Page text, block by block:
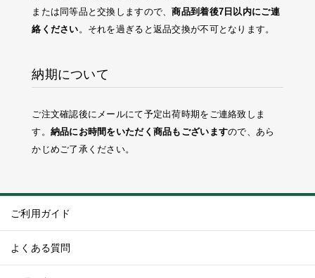
または同等品と交換しますので、商品到着後7日以内にご連
絡ください 。それを過ぎると返品交換が不可となります。
納期について
ご注文確認後にメールにて予定出荷時期をご連絡致しま
す。 納品にお時間をいただく商品もございますので、あら
かじめご了承ください。
ご利用ガイド
よくある質問